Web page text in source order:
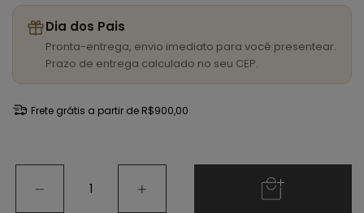
Dia dos Pais
Pronta-entrega, envio imediato para você presentear.
Prazo de entrega calculado no seu CEP.
Frete grátis a partir de R$900,00